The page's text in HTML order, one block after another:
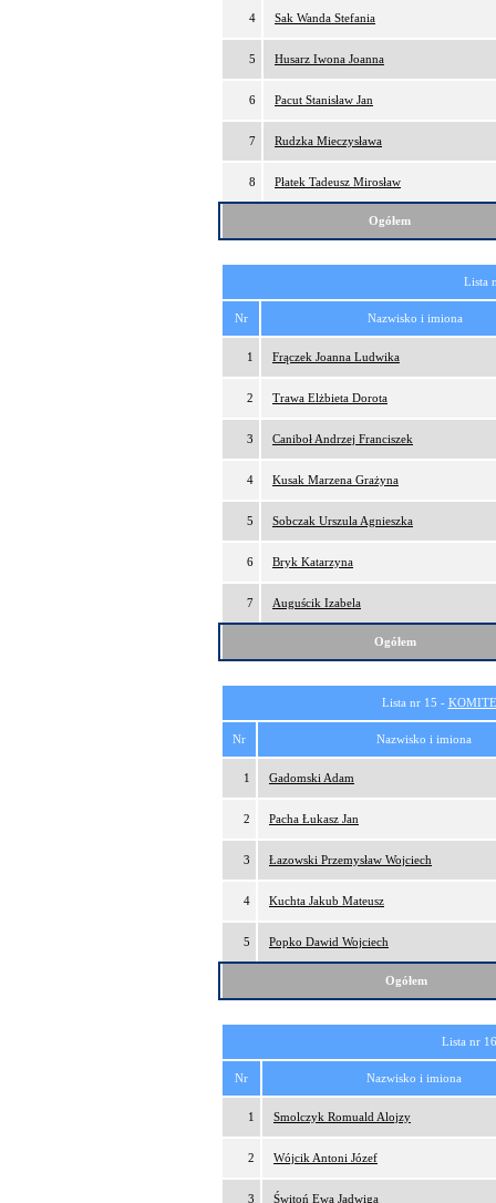
4 Sak Wanda Stefania
5 Husarz Iwona Joanna
6 Pacut Stanisław Jan
7 Rudzka Mieczysława
8 Płatek Tadeusz Mirosław
Ogółem
Lista
Nr Nazwisko i imiona
1 Frączek Joanna Ludwika
2 Trawa Elżbieta Dorota
3 Caniboł Andrzej Franciszek
4 Kusak Marzena Grażyna
5 Sobczak Urszula Agnieszka
6 Bryk Katarzyna
7 Auguścik Izabela
Ogółem
Lista nr 15 -
Nr Nazwisko i imiona
1 Gadomski Adam
2 Pacha Łukasz Jan
3 Łazowski Przemysław Wojciech
4 Kuchta Jakub Mateusz
5 Popko Dawid Wojciech
Ogółem
Lista nr
Nr Nazwisko i imiona
1 Smolczyk Romuald Alojzy
2 Wójcik Antoni Józef
3 Świtoń Ewa Jadwiga